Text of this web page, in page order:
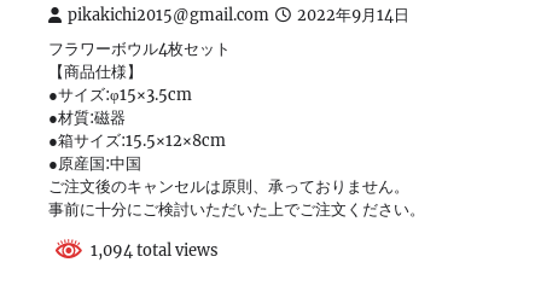
pikakichi2015@gmail.com 2022年9月14日
フラワーボウル4枚セット
【商品仕様】
●サイズ:φ15×3.5cm
●材質:磁器
●箱サイズ:15.5×12×8cm
●原産国:中国
ご注文後のキャンセルは原則、承っておりません。
事前に十分にご検討いただいた上でご注文ください。
1,094 total views